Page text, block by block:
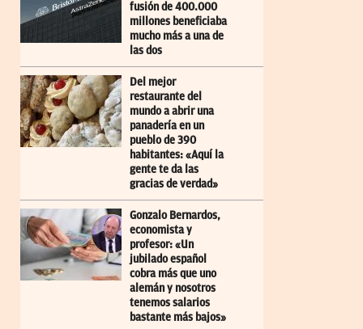
fusión de 400.000
millones beneficiaba
mucho más a una de
las dos
Del mejor
restaurante del
mundo a abrir una
panadería en un
pueblo de 390
habitantes: «Aquí la
gente te da las
gracias de verdad»
Gonzalo Bernardos,
economista y
profesor: «Un
jubilado español
cobra más que uno
alemán y nosotros
tenemos salarios
bastante más bajos»